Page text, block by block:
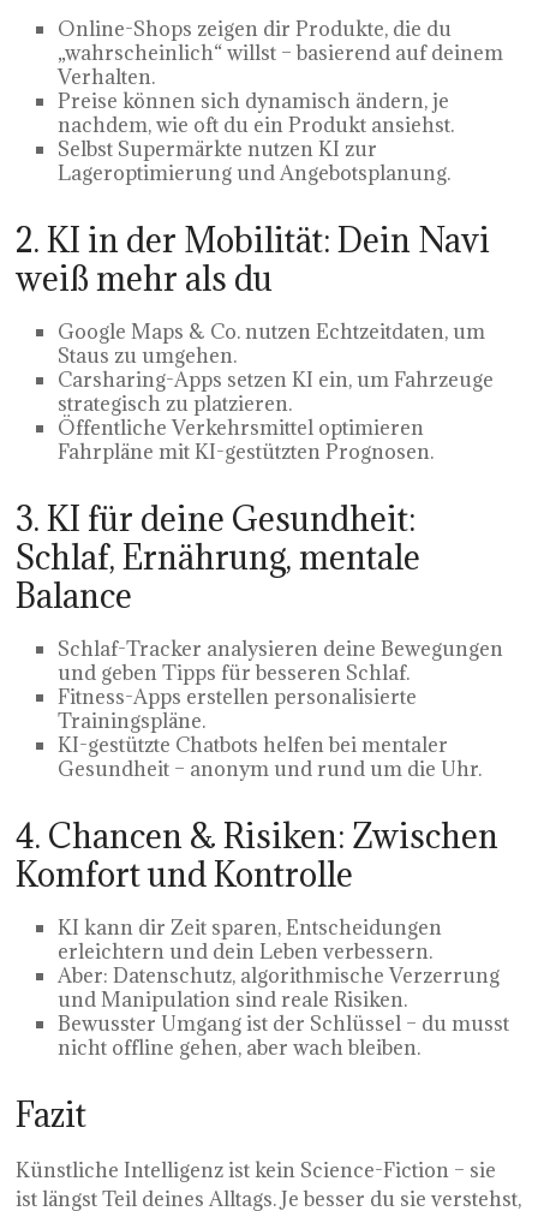
Online-Shops zeigen dir Produkte, die du
„wahrscheinlich“ willst – basierend auf deinem
Verhalten.
Preise können sich dynamisch ändern, je
nachdem, wie oft du ein Produkt ansiehst.
Selbst Supermärkte nutzen KI zur
Lageroptimierung und Angebotsplanung.
2. KI in der Mobilität: Dein Navi
weiß mehr als du
Google Maps & Co. nutzen Echtzeitdaten, um
Staus zu umgehen.
Carsharing-Apps setzen KI ein, um Fahrzeuge
strategisch zu platzieren.
Öffentliche Verkehrsmittel optimieren
Fahrpläne mit KI-gestützten Prognosen.
3. KI für deine Gesundheit:
Schlaf, Ernährung, mentale
Balance
Schlaf-Tracker analysieren deine Bewegungen
und geben Tipps für besseren Schlaf.
Fitness-Apps erstellen personalisierte
Trainingspläne.
KI-gestützte Chatbots helfen bei mentaler
Gesundheit – anonym und rund um die Uhr.
4. Chancen & Risiken: Zwischen
Komfort und Kontrolle
KI kann dir Zeit sparen, Entscheidungen
erleichtern und dein Leben verbessern.
Aber: Datenschutz, algorithmische Verzerrung
und Manipulation sind reale Risiken.
Bewusster Umgang ist der Schlüssel – du musst
nicht offline gehen, aber wach bleiben.
Fazit
Künstliche Intelligenz ist kein Science-Fiction – sie
ist längst Teil deines Alltags. Je besser du sie verstehst,